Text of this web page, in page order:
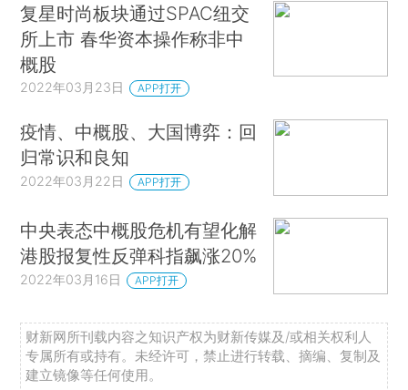
复星时尚板块通过SPAC纽交
所上市 春华资本操作称非中
概股
2022年03月23日 APP打开
疫情、中概股、大国博弈：回
归常识和良知
2022年03月22日 APP打开
中央表态中概股危机有望化解
港股报复性反弹科指飙涨20%
2022年03月16日 APP打开
财新网所刊载内容之知识产权为财新传媒及/或相关权利人
专属所有或持有。未经许可，禁止进行转载、摘编、复制及
建立镜像等任何使用。